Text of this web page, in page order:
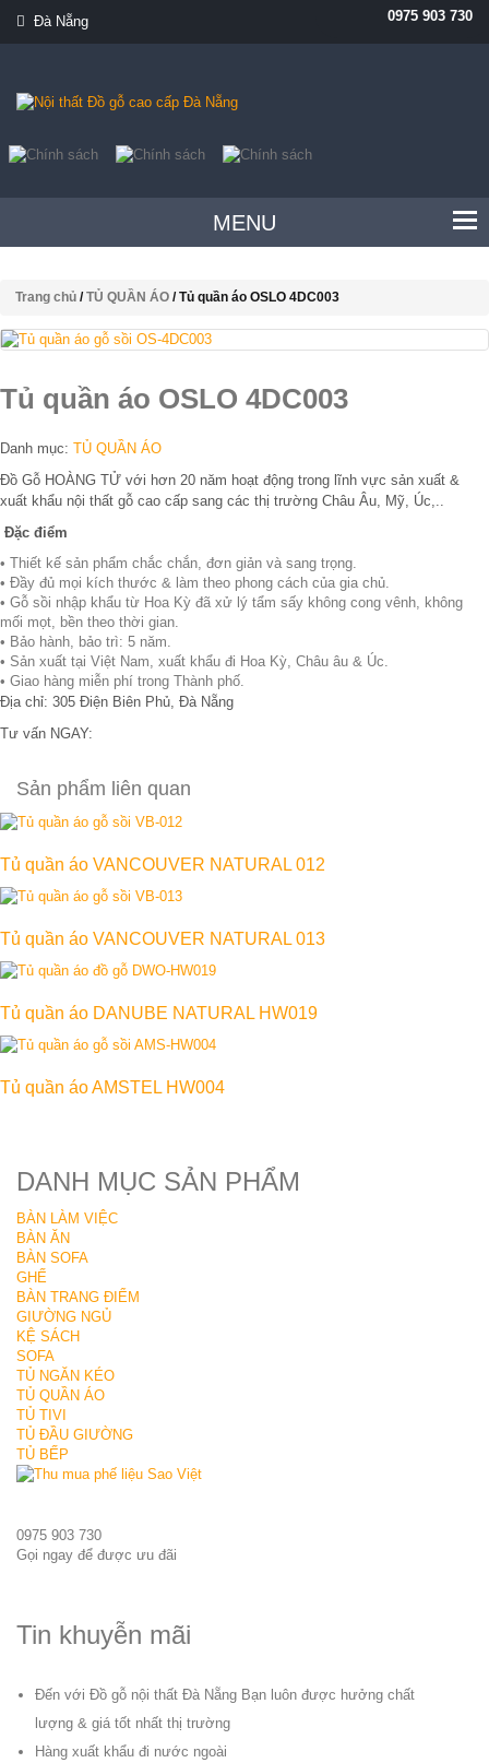
Đà Nẵng
0975 903 730
MENU
Trang chủ /TỦ QUẦN ÁO / Tủ quần áo OSLO 4DC003
Tủ quần áo OSLO 4DC003
Danh mục: TỦ QUẦN ÁO
Đồ Gỗ HOÀNG TỬ với hơn 20 năm hoạt động trong lĩnh vực sản xuất &
xuất khẩu nội thất gỗ cao cấp sang các thị trường Châu Âu, Mỹ, Úc,..
Đặc điểm
• Thiết kế sản phẩm chắc chắn, đơn giản và sang trọng.
• Đầy đủ mọi kích thước & làm theo phong cách của gia chủ.
• Gỗ sồi nhập khẩu từ Hoa Kỳ đã xử lý tẩm sấy không cong vênh, không
mối mọt, bền theo thời gian.
• Bảo hành, bảo trì: 5 năm.
• Sản xuất tại Việt Nam, xuất khẩu đi Hoa Kỳ, Châu âu & Úc.
• Giao hàng miễn phí trong Thành phố.
Địa chỉ: 305 Điện Biên Phủ, Đà Nẵng
Tư vấn NGAY:
Sản phẩm liên quan
Tủ quần áo VANCOUVER NATURAL 012
Tủ quần áo VANCOUVER NATURAL 013
Tủ quần áo DANUBE NATURAL HW019
Tủ quần áo AMSTEL HW004
DANH MỤC SẢN PHẨM
BÀN LÀM VIỆC
BÀN ĂN
BÀN SOFA
GHẾ
BÀN TRANG ĐIỂM
GIƯỜNG NGỦ
KỆ SÁCH
SOFA
TỦ NGĂN KÉO
TỦ QUẦN ÁO
TỦ TIVI
TỦ ĐẦU GIƯỜNG
TỦ BẾP
0975 903 730
Gọi ngay để được ưu đãi
Tin khuyễn mãi
Đến với Đồ gỗ nội thất Đà Nẵng Bạn luôn được hưởng chất
lượng & giá tốt nhất thị trường
Hàng xuất khẩu đi nước ngoài